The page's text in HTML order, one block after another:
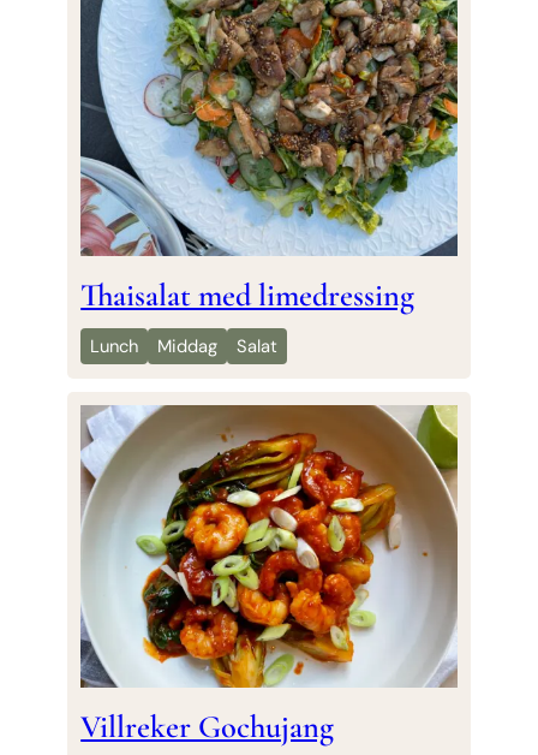
Thaisalat med limedressing
Lunch Middag Salat
Villreker Gochujang